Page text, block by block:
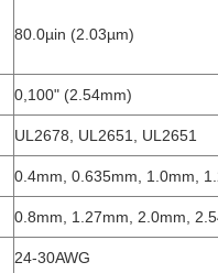
80.0µin (2.03µm)
0,100" (2.54mm)
UL2678, UL2651, UL2651
0.4mm, 0.635mm, 1.0mm,
0.8mm, 1.27mm, 2.0mm,
24-30AWG